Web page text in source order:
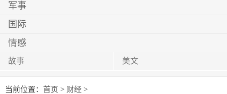
军事
国际
情感
故事 美文
当前位置： 首页 > 财经 >